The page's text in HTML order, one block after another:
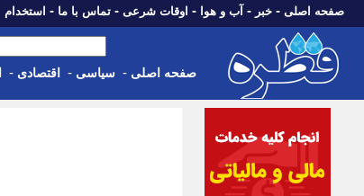
صفحه اصلی - خبر - آب و هوا - اوقات شرعی - تماس با ما - استخدام
صفحه اصلی - سیاسی - اقتصادی -